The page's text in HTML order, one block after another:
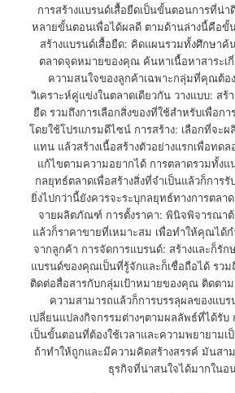
การสร้างแบรนด์เสื้อยืดเป็นขั้นตอนการที่น่
หลายขั้นตอนเพื่อได้ผลดี ตามด้านล่างนี้คือขั้
สร้างแบรนด์เสื้อยืด: คิดแผนรวมทั้งศึกษาค้
ตลาดจุดหมายของคุณ ค้นหาเนื้อหาสาระเ
ความสนใจของลูกค้าเฉพาะกลุ่มที่คุณต้อ
วิเคราะห์คู่แข่งในตลาดเดียวกัน วางแบบ: สร้
ยืด รวมถึงการเลือกสิ่งของที่ใช้สำหรับเพื่อก
โดยใช้โปรแกรมดีไซน์ การสร้าง: เลือกที่จะ
แทน แล้วสร้างเนื้อสร้างตัวอย่างแรกเพื่อทด
แก้ไขตามความอยากได้ การตลาดรวมทั้งแ
กลยุทธ์ตลาดเพื่อสร้างสิ่งที่จำเป็นแล้วก็การ
ยิ่งไปกว่านี้ยังควรจะระบุกลยุทธ์ทางการตลา
จายผลิตภัณฑ์ การตั้งราคา: พินิจพิจารณา
แล้วก็ราคาขายที่เหมาะสม เพื่อทำให้คุณได้
จากลูกค้า การจัดการแบรนด์: สร้างและก็รั
แบรนด์ของคุณเป็นที่รู้จักและก็เชื่อถือได้ รว
ติดต่อสื่อสารกับกลุ่มเป้าหมายของคุณ ติดตา
ความสามารถแล้วก็การบรรลุผลของแบ
เปลี่ยนแปลงกิจกรรมต่างๆตามผลลัพธ์ที่ได้รับ
เป็นขั้นตอนที่ต้องใช้เวลาและความพยายาม
ถ้าทำให้ถูกและมีความคิดสร้างสรรค์ มันสา
ธุรกิจที่น่าสนใจได้มากในอ